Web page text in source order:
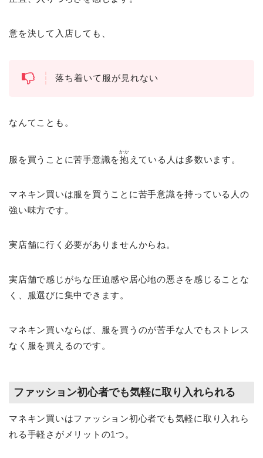
意を決して入店しても、
落ち着いて服が見れない
なんてことも。
服を買うことに苦手意識を抱
かか
えている人は多数います。
マネキン買いは服を買うことに苦手意識を持っている人の
強い味方です。
実店舗に行く必要がありませんからね。
実店舗で感じがちな圧迫感や居心地の悪さを感じることな
く、服選びに集中できます。
マネキン買いならば、服を買うのが苦手な人でもストレス
なく服を買えるのです。
ファッション初心者でも気軽に取り入れられる
マネキン買いはファッション初心者でも気軽に取り入れら
れる手軽さがメリットの1つ。